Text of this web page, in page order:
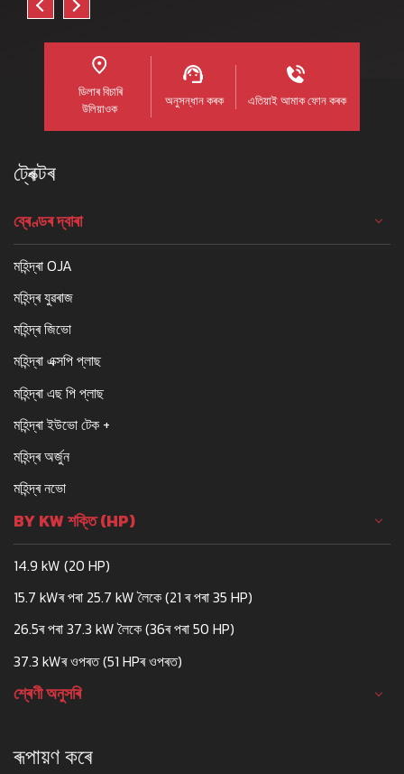
ডিলাৰ বিচাৰি
উলিয়াওক
অনুসন্ধান কৰক এতিয়াই আমাক ফোন কৰক
ট্ৰেক্টৰ
ব্ৰেণ্ডৰ দ্বাৰা
মহিন্দ্ৰা OJA
মহিন্দ্ৰ যুৱৰাজ
মহিন্দ্ৰ জিভো
মহিন্দ্ৰা এক্সপি প্লাছ
মহিন্দ্ৰা এছ পি প্লাছ
মহিন্দ্ৰা ইউভো টেক +
মহিন্দ্ৰ অৰ্জুন
মহিন্দ্ৰ নভো
BY KW শক্তি (HP)
14.9 kW (20 HP)
15.7 kWৰ পৰা 25.7 kW লৈকে (21 ৰ পৰা 35 HP)
26.5ৰ পৰা 37.3 kW লৈকে (36ৰ পৰা 50 HP)
37.3 kWৰ ওপৰত (51 HPৰ ওপৰত)
শ্ৰেণী অনুসৰি
ৰূপায়ণ কৰে